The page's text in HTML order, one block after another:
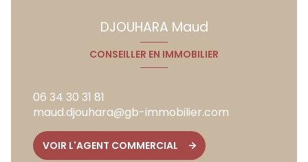
DJOUHARA Maud
CONSEILLER EN IMMOBILIER
06 34 30 31 81
maud.djouhara@gb-immobilier.com
VOIR L'AGENT COMMERCIAL